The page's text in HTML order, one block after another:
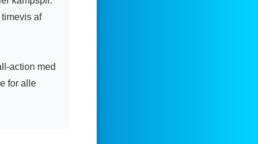
af
action med
for alle